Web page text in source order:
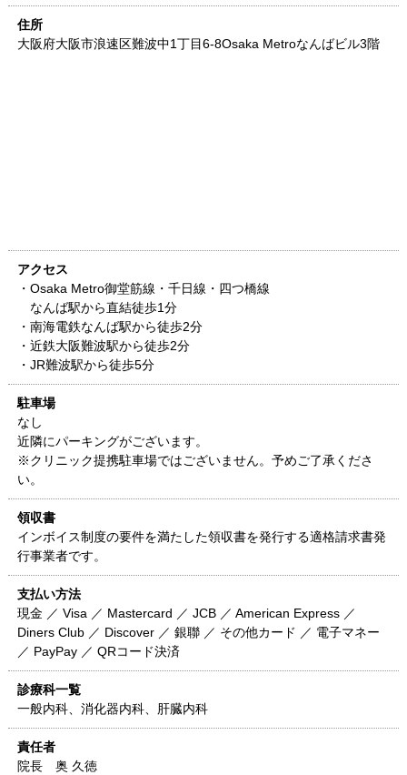
住所
大阪府大阪市浪速区難波中1丁目6-8Osaka Metroなんばビル3階
アクセス
・Osaka Metro御堂筋線・千日線・四つ橋線
なんば駅から直結徒歩1分
・南海電鉄なんば駅から徒歩2分
・近鉄大阪難波駅から徒歩2分
・JR難波駅から徒歩5分
駐車場
なし
近隣にパーキングがございます。
※クリニック提携駐車場ではございません。予めご了承くださ
い。
領収書
インボイス制度の要件を満たした領収書を発行する適格請求書発
行事業者です。
支払い方法
現金 ／ Visa ／ Mastercard ／ JCB ／ American Express ／
Diners Club ／ Discover ／ 銀聯 ／ その他カード ／ 電子マネー
／ PayPay ／ QRコード決済
診療科一覧
一般内科、消化器内科、肝臓内科
責任者
院長 奥 久徳